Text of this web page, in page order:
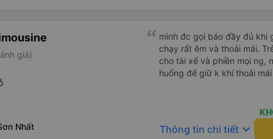
giá)
Nhất
mình đc gọi báo đầy đủ khi
chạy rất êm và thoải mái.
cho tài xế và phiền mọi ng,
huống để giữ k khí thoải
Thông tin chi tiết keyboard_arrow_down